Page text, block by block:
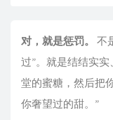
对，就是惩罚。
不
过”。就是结结实
堂的蜜糖，然后把
你奢望过的甜。”